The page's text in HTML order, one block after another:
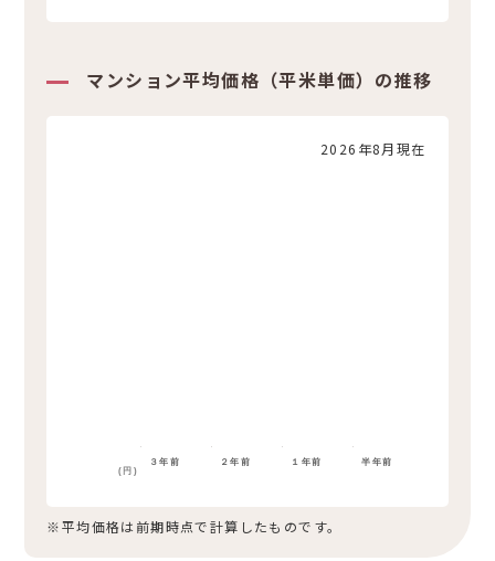
マンション平均価格（平米単価）の推移
2026年8月現在
３年前 ２年前 １年前 半年前
(円)
※平均価格は前期時点で計算したものです。